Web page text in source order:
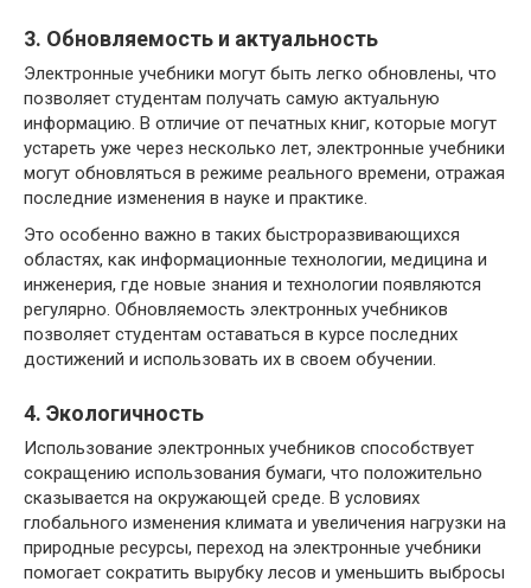
3. Обновляемость и актуальность
Электронные учебники могут быть легко обновлены, что
позволяет студентам получать самую актуальную
информацию. В отличие от печатных книг, которые могут
устареть уже через несколько лет, электронные учебники
могут обновляться в режиме реального времени, отражая
последние изменения в науке и практике.
Это особенно важно в таких быстроразвивающихся
областях, как информационные технологии, медицина и
инженерия, где новые знания и технологии появляются
регулярно. Обновляемость электронных учебников
позволяет студентам оставаться в курсе последних
достижений и использовать их в своем обучении.
4. Экологичность
Использование электронных учебников способствует
сокращению использования бумаги, что положительно
сказывается на окружающей среде. В условиях
глобального изменения климата и увеличения нагрузки на
природные ресурсы, переход на электронные учебники
помогает сократить вырубку лесов и уменьшить выбросы